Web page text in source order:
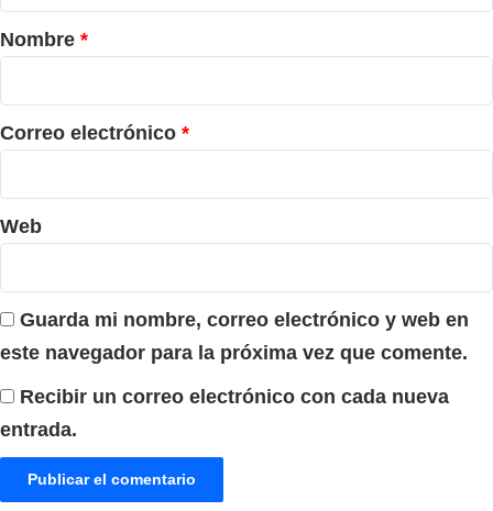
r
i
o
*
Nombre *
Correo electrónico *
Web
Guarda mi nombre, correo electrónico y web en
este navegador para la próxima vez que comente.
Recibir un correo electrónico con cada nueva
entrada.